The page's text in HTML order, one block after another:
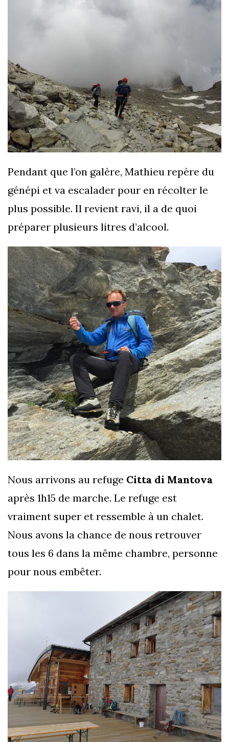
Pendant que l’on galère, Mathieu repère du
génépi et va escalader pour en récolter le
plus possible. Il revient ravi, il a de quoi
préparer plusieurs litres d’alcool.
Nous arrivons au refuge Citta di Mantova
après 1h15 de marche. Le refuge est
vraiment super et ressemble à un chalet.
Nous avons la chance de nous retrouver
tous les 6 dans la même chambre, personne
pour nous embêter.